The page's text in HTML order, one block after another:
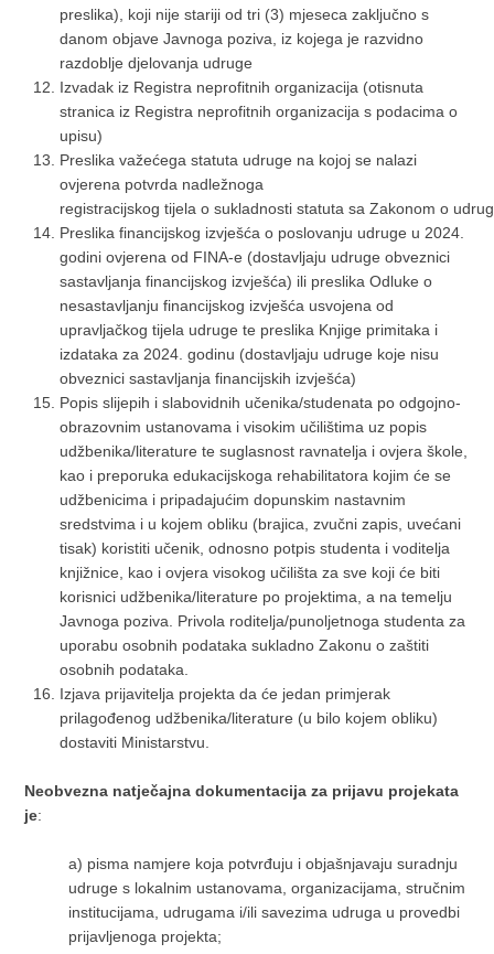
preslika), koji nije stariji od tri (3) mjeseca zaključno s
danom objave Javnoga poziva, iz kojega je razvidno
razdoblje djelovanja udruge
Izvadak iz Registra neprofitnih organizacija (otisnuta
stranica iz Registra neprofitnih organizacija s podacima o
upisu)
Preslika važećega statuta udruge na kojoj se nalazi
ovjerena potvrda nadležnoga
registracijskog tijela o sukladnosti statuta sa Zakonom o
Preslika financijskog izvješća o poslovanju udruge u 2024.
godini ovjerena od FINA-e (dostavljaju udruge obveznici
sastavljanja financijskog izvješća) ili preslika Odluke o
nesastavljanju financijskog izvješća usvojena od
upravljačkog tijela udruge te preslika Knjige primitaka i
izdataka za 2024. godinu (dostavljaju udruge koje nisu
obveznici sastavljanja financijskih izvješća)
Popis slijepih i slabovidnih učenika/studenata po odgojno-
obrazovnim ustanovama i visokim učilištima uz popis
udžbenika/literature te suglasnost ravnatelja i ovjera škole,
kao i preporuka edukacijskoga rehabilitatora kojim će se
udžbenicima i pripadajućim dopunskim nastavnim
sredstvima i u kojem obliku (brajica, zvučni zapis, uvećani
tisak) koristiti učenik, odnosno potpis studenta i voditelja
knjižnice, kao i ovjera visokog učilišta za sve koji će biti
korisnici udžbenika/literature po projektima, a na temelju
Javnoga poziva. Privola roditelja/punoljetnoga studenta za
uporabu osobnih podataka sukladno Zakonu o zaštiti
osobnih podataka.
Izjava prijavitelja projekta da će jedan primjerak
prilagođenog udžbenika/literature (u bilo kojem obliku)
dostaviti Ministarstvu.
Neobvezna natječajna dokumentacija za prijavu projekata
je:
a) pisma namjere koja potvrđuju i objašnjavaju suradnju
udruge s lokalnim ustanovama, organizacijama, stručnim
institucijama, udrugama i/ili savezima udruga u provedbi
prijavljenoga projekta;